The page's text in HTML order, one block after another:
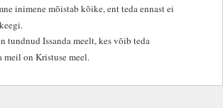
inimene mõistab kõike, ent teda ennast ei
tundnud Issanda meelt, kes võib teda
meil on Kristuse meel.